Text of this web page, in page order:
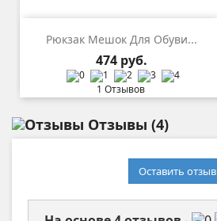
Рюкзак Мешок Для Обуви...
Цена
474 руб.
1 Отзывов
Отзывы (4)
Оставить отзыв